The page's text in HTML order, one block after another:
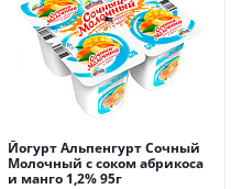
Йогурт Альпенгурт Сочный
Молочный с соком абрикоса
и манго 1,2% 95г